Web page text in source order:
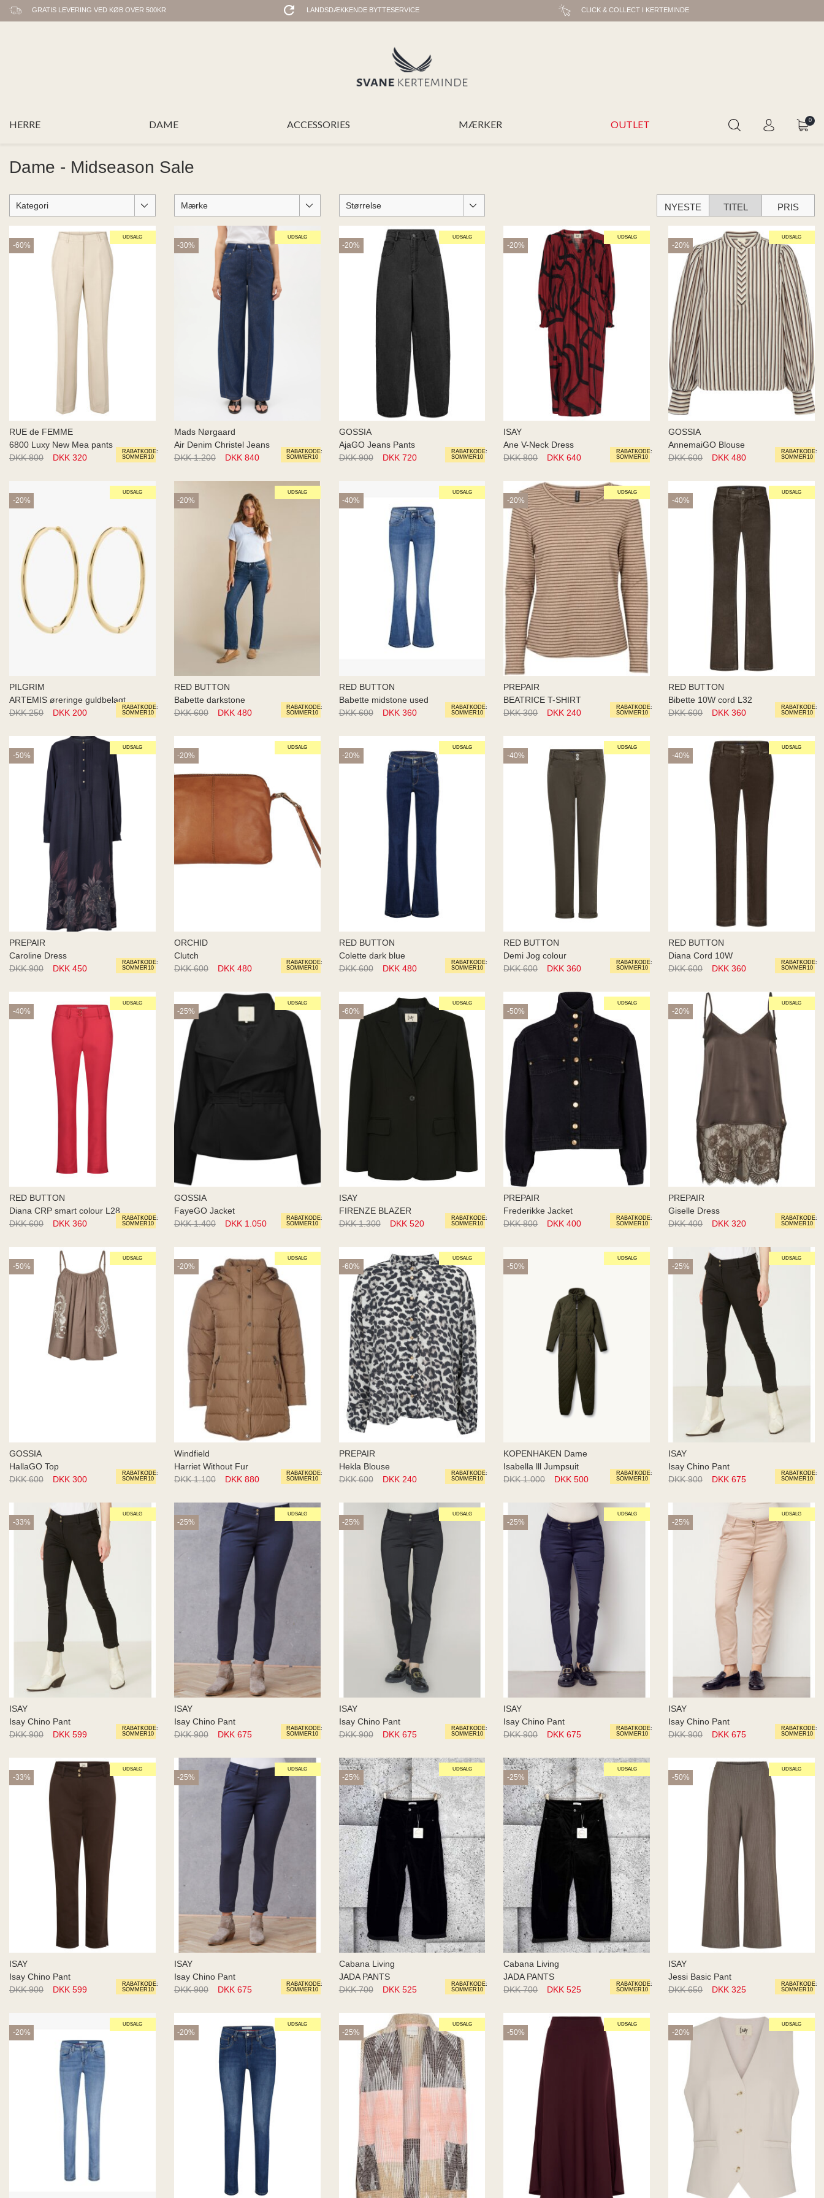
GRATIS LEVERING VED KØB OVER 500KR LANDSDÆKKENDE BYTTESERVICE CLICK & COLLECT I KERTEMINDE
HERRE DAME ACCESSORIES MÆRKER OUTLET 0
Dame - Midseason Sale
Kategori Mærke Størrelse NYESTE TITEL PRIS
UDSALG
RABATKODE:
SOMMER10
-60%
RUE de FEMME
6800 Luxy New Mea pants
DKK 800
DKK 320
UDSALG
RABATKODE:
SOMMER10
-30%
Mads Nørgaard
Air Denim Christel Jeans
DKK 1.200
DKK 840
UDSALG
RABATKODE:
SOMMER10
-20%
GOSSIA
AjaGO Jeans Pants
DKK 900
DKK 720
UDSALG
RABATKODE:
SOMMER10
-20%
ISAY
Ane V-Neck Dress
DKK 800
DKK 640
UDSALG
RABATKODE:
SOMMER10
-20%
GOSSIA
AnnemaiGO Blouse
DKK 600
DKK 480
UDSALG
RABATKODE:
SOMMER10
-20%
PILGRIM
ARTEMIS øreringe guldbelagt
DKK 250
DKK 200
UDSALG
RABATKODE:
SOMMER10
-20%
RED BUTTON
Babette darkstone
DKK 600
DKK 480
UDSALG
RABATKODE:
SOMMER10
-40%
RED BUTTON
Babette midstone used
DKK 600
DKK 360
UDSALG
RABATKODE:
SOMMER10
-20%
PREPAIR
BEATRICE T-SHIRT
DKK 300
DKK 240
UDSALG
RABATKODE:
SOMMER10
-40%
RED BUTTON
Bibette 10W cord L32
DKK 600
DKK 360
UDSALG
RABATKODE:
SOMMER10
-50%
PREPAIR
Caroline Dress
DKK 900
DKK 450
UDSALG
RABATKODE:
SOMMER10
-20%
ORCHID
Clutch
DKK 600
DKK 480
UDSALG
RABATKODE:
SOMMER10
-20%
RED BUTTON
Colette dark blue
DKK 600
DKK 480
UDSALG
RABATKODE:
SOMMER10
-40%
RED BUTTON
Demi Jog colour
DKK 600
DKK 360
UDSALG
RABATKODE:
SOMMER10
-40%
RED BUTTON
Diana Cord 10W
DKK 600
DKK 360
UDSALG
RABATKODE:
SOMMER10
-40%
RED BUTTON
Diana CRP smart colour L28
DKK 600
DKK 360
UDSALG
RABATKODE:
SOMMER10
-25%
GOSSIA
FayeGO Jacket
DKK 1.400
DKK 1.050
UDSALG
RABATKODE:
SOMMER10
-60%
ISAY
FIRENZE BLAZER
DKK 1.300
DKK 520
UDSALG
RABATKODE:
SOMMER10
-50%
PREPAIR
Frederikke Jacket
DKK 800
DKK 400
UDSALG
RABATKODE:
SOMMER10
-20%
PREPAIR
Giselle Dress
DKK 400
DKK 320
UDSALG
RABATKODE:
SOMMER10
-50%
GOSSIA
HallaGO Top
DKK 600
DKK 300
UDSALG
RABATKODE:
SOMMER10
-20%
Windfield
Harriet Without Fur
DKK 1.100
DKK 880
UDSALG
RABATKODE:
SOMMER10
-60%
PREPAIR
Hekla Blouse
DKK 600
DKK 240
UDSALG
RABATKODE:
SOMMER10
-50%
KOPENHAKEN Dame
Isabella lll Jumpsuit
DKK 1.000
DKK 500
UDSALG
RABATKODE:
SOMMER10
-25%
ISAY
Isay Chino Pant
DKK 900
DKK 675
UDSALG
RABATKODE:
SOMMER10
-33%
ISAY
Isay Chino Pant
DKK 900
DKK 599
UDSALG
RABATKODE:
SOMMER10
-25%
ISAY
Isay Chino Pant
DKK 900
DKK 675
UDSALG
RABATKODE:
SOMMER10
-25%
ISAY
Isay Chino Pant
DKK 900
DKK 675
UDSALG
RABATKODE:
SOMMER10
-25%
ISAY
Isay Chino Pant
DKK 900
DKK 675
UDSALG
RABATKODE:
SOMMER10
-25%
ISAY
Isay Chino Pant
DKK 900
DKK 675
UDSALG
RABATKODE:
SOMMER10
-33%
ISAY
Isay Chino Pant
DKK 900
DKK 599
UDSALG
RABATKODE:
SOMMER10
-25%
ISAY
Isay Chino Pant
DKK 900
DKK 675
UDSALG
RABATKODE:
SOMMER10
-25%
Cabana Living
JADA PANTS
DKK 700
DKK 525
UDSALG
RABATKODE:
SOMMER10
-25%
Cabana Living
JADA PANTS
DKK 700
DKK 525
UDSALG
RABATKODE:
SOMMER10
-50%
ISAY
Jessi Basic Pant
DKK 650
DKK 325
UDSALG
-20%
UDSALG
-20%
UDSALG
-25%
UDSALG
-50%
UDSALG
-20%